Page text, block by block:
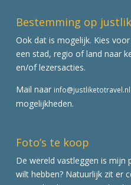
Bestemming op
Ook dat is mogelijk. Kies
een stad, regio of land naar
en/of lezersacties.
Mail naar info@justliketotravel.nl
mogelijkheden.
Foto’s te koop
De wereld vastleggen is mijn
wilt hebben? Natuurlijk zit er